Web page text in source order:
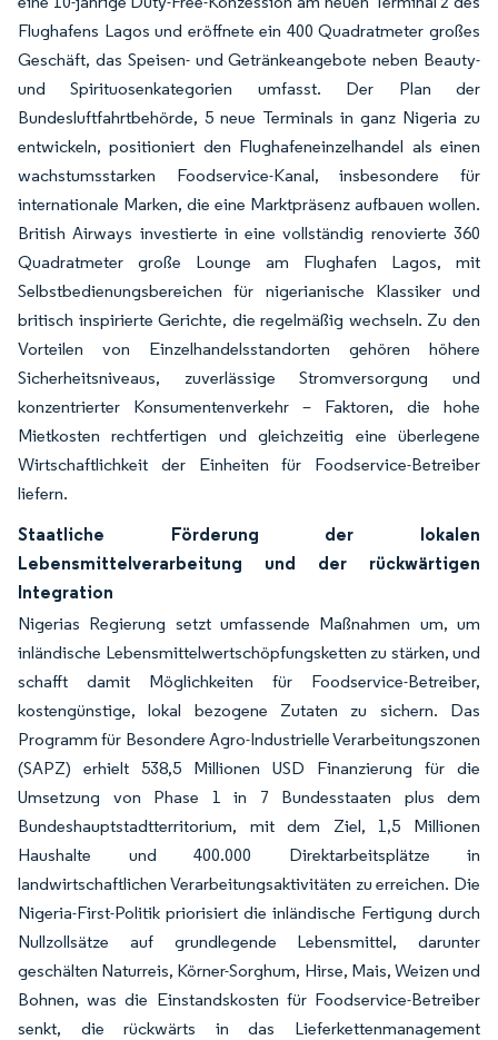
Flughafens Lagos und eröffnete ein 400 Quadratmeter großes
Geschäft, das Speisen- und Getränkeangebote neben Beauty-
und Spirituosenkategorien umfasst. Der Plan der
Bundesluftfahrtbehörde, 5 neue Terminals in ganz Nigeria zu
entwickeln, positioniert den Flughafeneinzelhandel als einen
wachstumsstarken Foodservice-Kanal, insbesondere für
internationale Marken, die eine Marktpräsenz aufbauen wollen.
British Airways investierte in eine vollständig renovierte 360
Quadratmeter große Lounge am Flughafen Lagos, mit
Selbstbedienungsbereichen für nigerianische Klassiker und
britisch inspirierte Gerichte, die regelmäßig wechseln. Zu den
Vorteilen von Einzelhandelsstandorten gehören höhere
Sicherheitsniveaus, zuverlässige Stromversorgung und
konzentrierter Konsumentenverkehr – Faktoren, die hohe
Mietkosten rechtfertigen und gleichzeitig eine überlegene
Wirtschaftlichkeit der Einheiten für Foodservice-Betreiber
liefern.
Staatliche Förderung der lokalen
Lebensmittelverarbeitung und der rückwärtigen
Integration
Nigerias Regierung setzt umfassende Maßnahmen um, um
inländische Lebensmittelwertschöpfungsketten zu stärken, und
schafft damit Möglichkeiten für Foodservice-Betreiber,
kostengünstige, lokal bezogene Zutaten zu sichern. Das
Programm für Besondere Agro-Industrielle Verarbeitungszonen
(SAPZ) erhielt 538,5 Millionen USD Finanzierung für die
Umsetzung von Phase 1 in 7 Bundesstaaten plus dem
Bundeshauptstadtterritorium, mit dem Ziel, 1,5 Millionen
Haushalte und 400.000 Direktarbeitsplätze in
landwirtschaftlichen Verarbeitungsaktivitäten zu erreichen. Die
Nigeria-First-Politik priorisiert die inländische Fertigung durch
Nullzollsätze auf grundlegende Lebensmittel, darunter
geschälten Naturreis, Körner-Sorghum, Hirse, Mais, Weizen und
Bohnen, was die Einstandskosten für Foodservice-Betreiber
senkt, die rückwärts in das Lieferkettenmanagement